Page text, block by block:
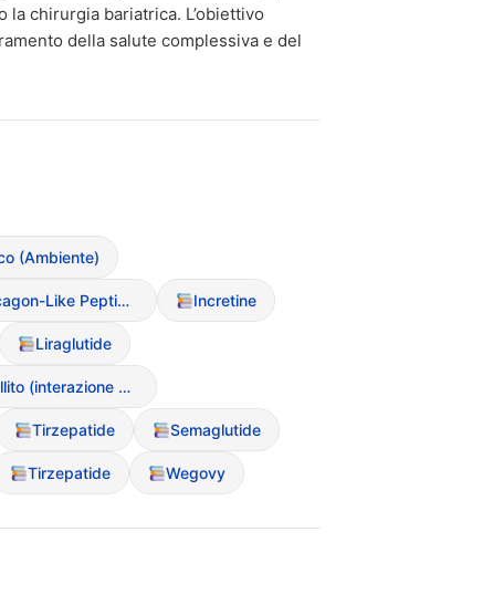
chirurgia bariatrica. L’obiettivo
della salute complessiva e del
(Ambiente)
GLP-1 (Glucagon-Like Peptide-1) Incretine
Liraglutide
Diabete mellito (interazione con DCA)
Tirzepatide Semaglutide
Tirzepatide Wegovy